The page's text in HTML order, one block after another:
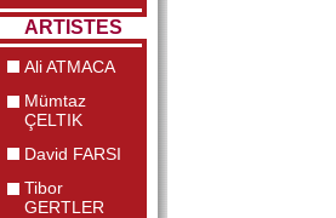
ARTISTES
Ali ATMACA
Mümtaz
ÇELTIK
David FARSI
Tibor
GERTLER